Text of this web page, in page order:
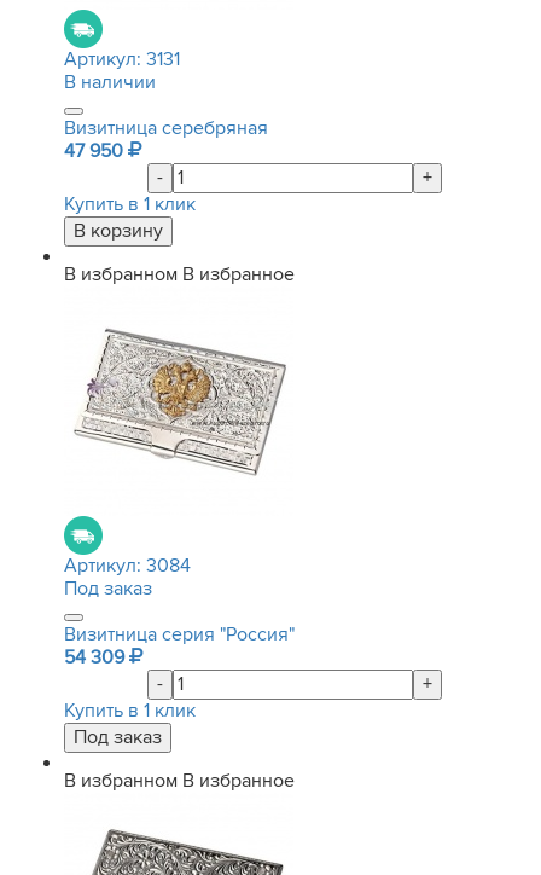
Артикул: 3131
В наличии
Визитница серебряная
47 950
-
+
Купить в 1 клик
В избранном В избранное
Артикул: 3084
Под заказ
Визитница серия "Россия"
54 309
-
+
Купить в 1 клик
В избранном В избранное